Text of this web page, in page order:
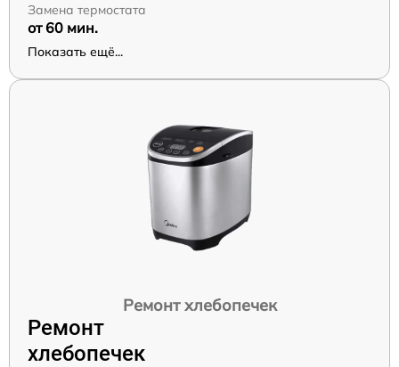
Замена термостата
от 60 мин.
Показать ещё...
Ремонт хлебопечек
Ремонт
хлебопечек